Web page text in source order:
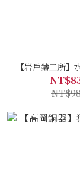
【岩戶鑄工所】